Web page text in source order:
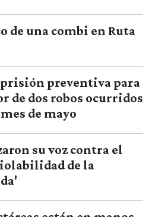
de una combi en Ruta
preventiva para
de dos robos ocurridos
de mayo
su voz contra el
de la